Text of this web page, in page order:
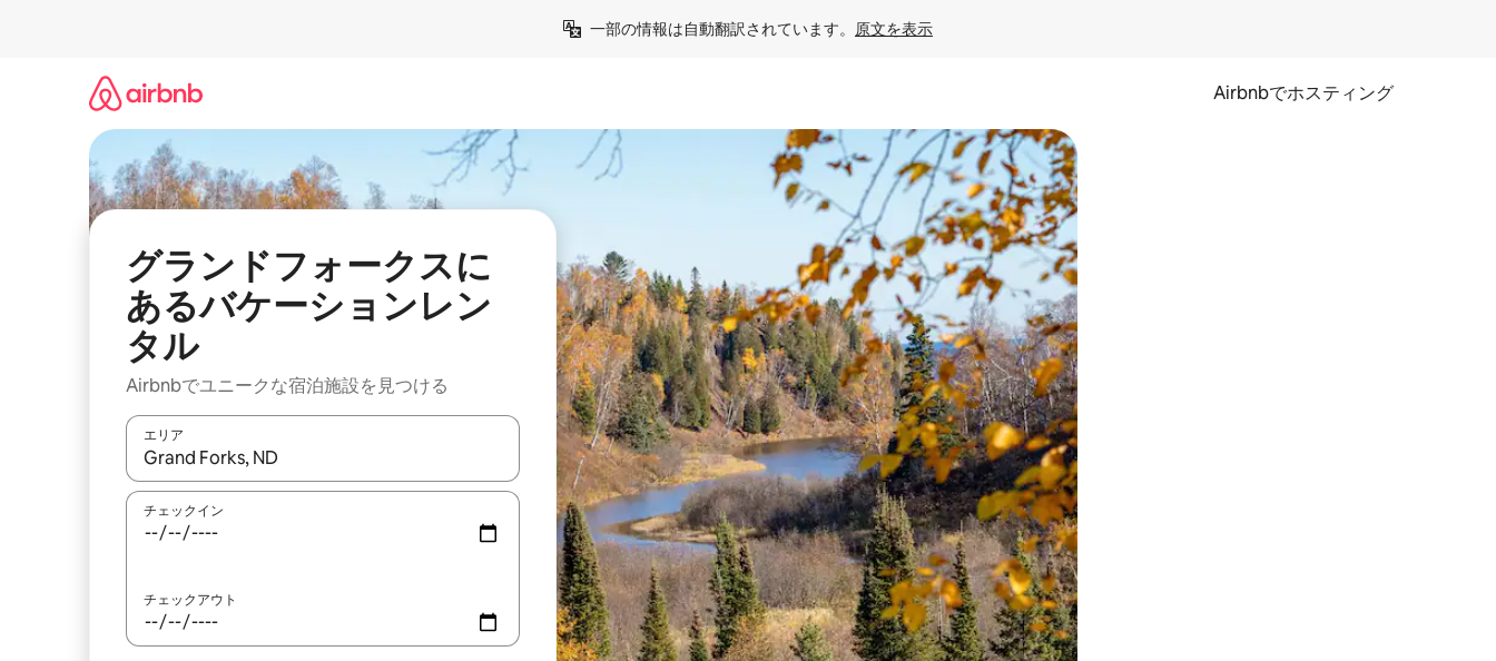
一部の情報は自動翻訳されています。 原文を表示
Airbnbでホスティング
グランドフォークスに
あるバケーションレン
タル
Airbnbでユニークな宿泊施設を見つける
エリア
検索結果が表示されたら、上下の矢印キーを使って移動するか、画面をタッチまたはスワイプして検索結果を確認することができます。
チェックイン
チェックアウト